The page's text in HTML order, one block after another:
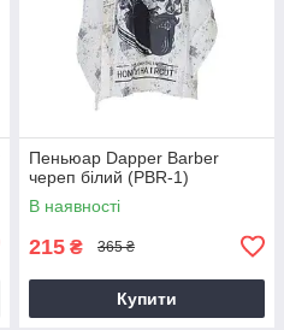
Пеньюар Dapper Barber
череп білий (PBR-1)
В наявності
215 ₴ 365 ₴
Купити